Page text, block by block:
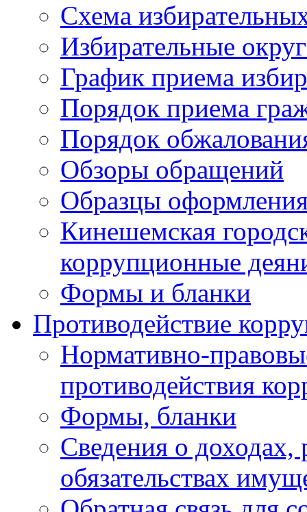
Схема
Избирательные
График приема
Порядок приема
Порядок
Обзоры обращений
Образцы
Кинешемская
коррупционные
Формы и бланки
Противодействие
Нормативно-
противодействия
Формы, бланки
Сведения о доходах,
обязательствах